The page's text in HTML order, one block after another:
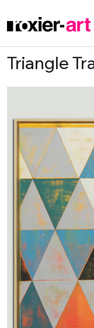
Skip to main content
Triangle